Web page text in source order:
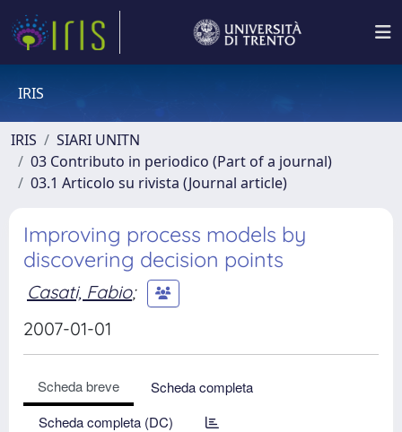
IRIS
IRIS
SIARI UNITN
03 Contributo in periodico (Part of a journal)
03.1 Articolo su rivista (Journal article)
Improving process models by
discovering decision points
Casati, Fabio;
2007-01-01
Scheda breve
Scheda completa
Scheda completa (DC)